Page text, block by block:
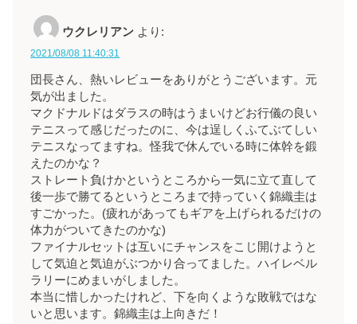
ウクレリアン より:
2021/08/08 11:40:31
団長さん、熱いレビューをありがとうございます。元
気が出ました。
マクドナルドはダラスの時はうまいけどお行儀の良い
テニスって感じだったのに、今は逞しくふてぶてしい
テニスなってますね。怪我で休んでいる時に体幹を鍛
えたのかな？
ストレート負けかというところから一気に立て直して
後一歩で勝てるというところまで持っていく錦織圭は
すごかった。(疲れがあってもギアを上げられるだけの
体力がついてきたのかな)
ファイナルセットは互いにチャンスをこじ開けようと
して気迫と気迫がぶつかり合ってました。ハイレベル
ラリーにめまいがしました。
本当に惜しかったけれど、下を向くような敗戦ではな
いと思います。錦織圭は上向きだ！